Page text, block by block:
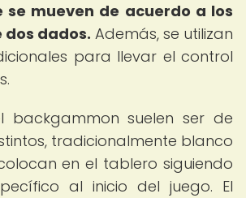
se mueven de acuerdo a los
dados. Además, se utilizan
para llevar el control
backgammon suelen ser de
tradicionalmente blanco
en el tablero siguiendo
al inicio del juego. El